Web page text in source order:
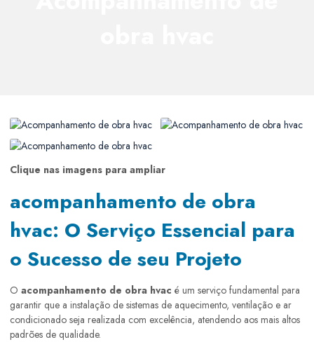
Clique nas imagens para ampliar
acompanhamento de obra
hvac: O Serviço Essencial para
o Sucesso de seu Projeto
O acompanhamento de obra hvac é um serviço fundamental para
garantir que a instalação de sistemas de aquecimento, ventilação e ar
condicionado seja realizada com excelência, atendendo aos mais altos
padrões de qualidade.